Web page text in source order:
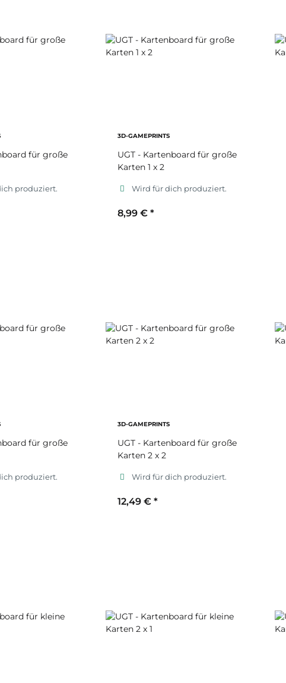
für große
produziert.
3D-GAMEPRINTS
UGT - Kartenboard für große
Karten 1 x 2
Wird für dich produziert.
8,99 € *
für große
produziert.
3D-GAMEPRINTS
UGT - Kartenboard für große
Karten 2 x 2
Wird für dich produziert.
12,49 € *